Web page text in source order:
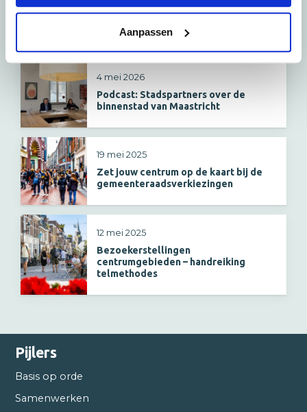
Aanpassen
Bekijk ook
Podcast: Stadspartners over de
binnenstad van Maastricht
4 mei 2026
Zet jouw centrum op de kaart bij de
gemeenteraadsverkiezingen
19 mei 2025
Bezoekerstellingen
centrumgebieden – handreiking
telmethodes
12 mei 2025
Pijlers
Basis op orde
Samenwerken